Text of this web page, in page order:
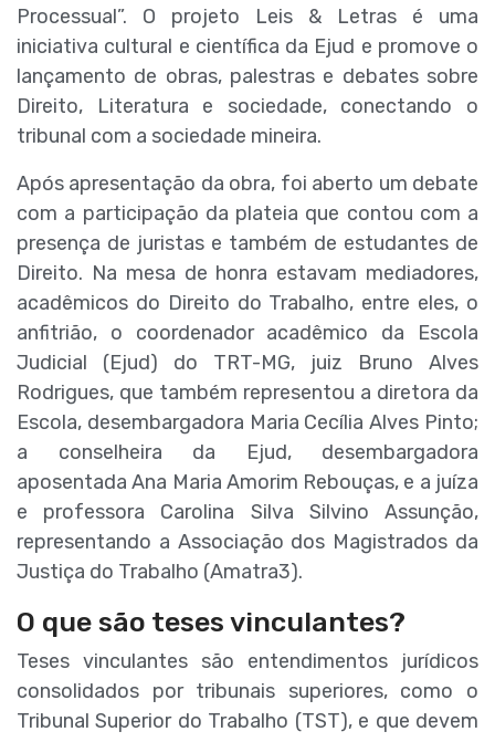
Processual”. O projeto
Leis & Letras é uma
iniciativa cultural e científica da Ejud e promove o
lançamento de obras, palestras e debates sobre
Direito, Literatura e sociedade, conectando o
tribunal com a sociedade mineira.
Após apresentação da obra, foi aberto um debate
com a participação da plateia que contou com a
presença de juristas e também de estudantes de
Direito. Na mesa de honra estavam mediadores,
acadêmicos do Direito do Trabalho, entre eles, o
anfitrião, o coordenador acadêmico da Escola
Judicial (Ejud) do TRT-MG, juiz Bruno Alves
Rodrigues, que também representou a diretora da
Escola, desembargadora Maria Cecília Alves Pinto;
a conselheira da Ejud, desembargadora
aposentada Ana Maria Amorim Rebouças, e a juíza
e professora Carolina Silva Silvino Assunção,
representando a Associação dos Magistrados da
Justiça do Trabalho (Amatra3).
O que são teses vinculantes?
Teses vinculantes são entendimentos jurídicos
consolidados por tribunais superiores, como o
Tribunal Superior do Trabalho (TST), e que devem